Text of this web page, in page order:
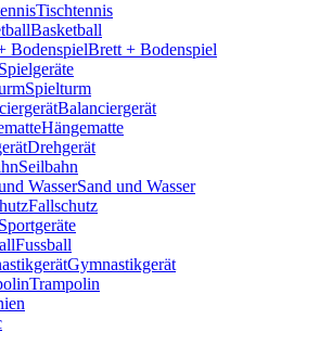
Tischtennis
Basketball
Brett + Bodenspiel
Spielturm
Balanciergerät
Hängematte
Drehgerät
Seilbahn
Sand und Wasser
Fallschutz
Fussball
Gymnastikgerät
Trampolin